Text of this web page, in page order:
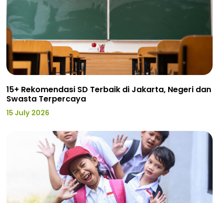
15+ Rekomendasi SD Terbaik di Jakarta, Negeri dan
Swasta Terpercaya
15 July 2026